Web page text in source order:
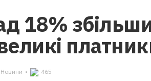
18%
Новини • 465